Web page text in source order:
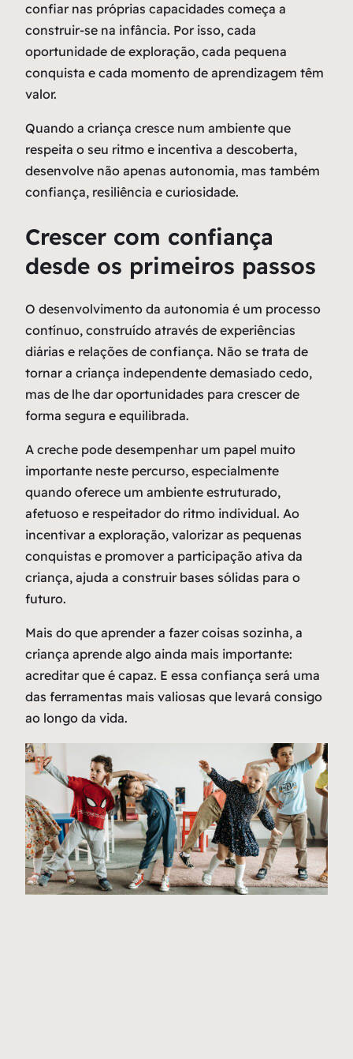
confiar nas próprias capacidades começa a
construir-se na infância. Por isso, cada
oportunidade de exploração, cada pequena
conquista e cada momento de aprendizagem têm
valor.
Quando a criança cresce num ambiente que
respeita o seu ritmo e incentiva a descoberta,
desenvolve não apenas autonomia, mas também
confiança, resiliência e curiosidade.
Crescer com confiança
desde os primeiros passos
O desenvolvimento da autonomia é um processo
contínuo, construído através de experiências
diárias e relações de confiança. Não se trata de
tornar a criança independente demasiado cedo,
mas de lhe dar oportunidades para crescer de
forma segura e equilibrada.
A creche pode desempenhar um papel muito
importante neste percurso, especialmente
quando oferece um ambiente estruturado,
afetuoso e respeitador do ritmo individual. Ao
incentivar a exploração, valorizar as pequenas
conquistas e promover a participação ativa da
criança, ajuda a construir bases sólidas para o
futuro.
Mais do que aprender a fazer coisas sozinha, a
criança aprende algo ainda mais importante:
acreditar que é capaz. E essa confiança será uma
das ferramentas mais valiosas que levará consigo
ao longo da vida.